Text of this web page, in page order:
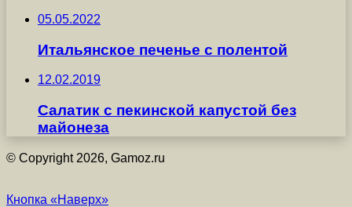
05.05.2022
Итальянское печенье с полентой
12.02.2019
Салатик с пекинской капустой без
майонеза
© Copyright 2026, Gamoz.ru
Кнопка «Наверх»